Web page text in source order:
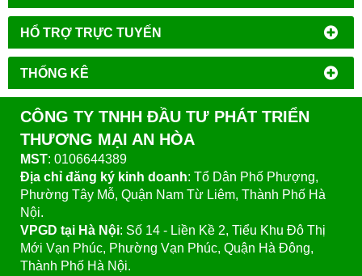
HỔ TRỢ TRỰC TUYẾN
THỐNG KÊ
CÔNG TY TNHH ĐẦU TƯ PHÁT TRIỂN
THƯƠNG MẠI AN HÒA
MST: 0106644389
Địa chỉ đăng ký kinh doanh: Tổ Dân Phố Phượng,
Phường Tây Mỗ, Quận Nam Từ Liêm, Thành Phố Hà
Nội.
VPGD tại Hà Nội: Số 14 - Liền Kề 2, Tiểu Khu Đô Thị
Mới Vạn Phúc, Phường Vạn Phúc, Quận Hà Đông,
Thành Phố Hà Nội.